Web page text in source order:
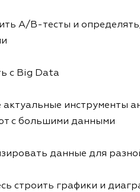
A/B-тесты и
с Big Data
актуальные инструменты
с большими данными
данные для
строить графики и